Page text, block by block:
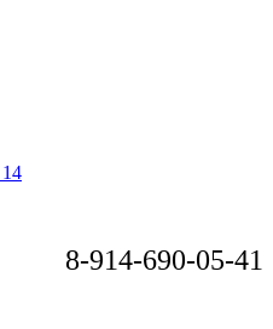
8-914-690-05-41